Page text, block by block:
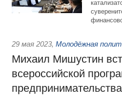
29 мая 2023, Молодёжная
Михаил Мишустин
всероссийской